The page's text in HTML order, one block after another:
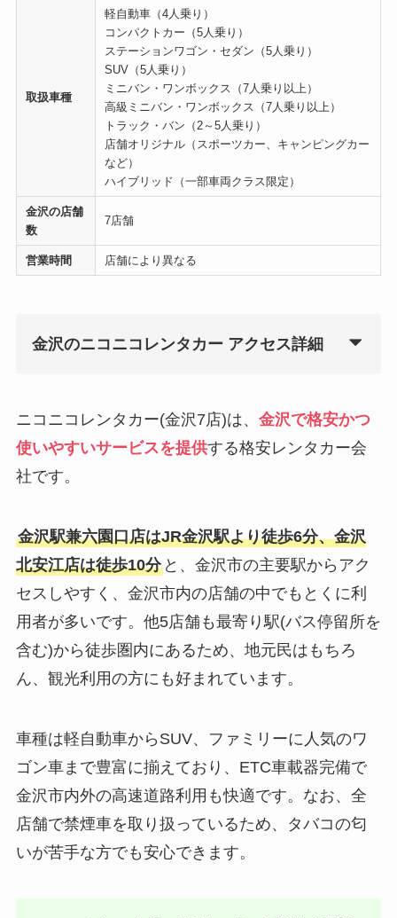
取扱車種
軽自動車（4人乗り）
コンパクトカー（5人乗り）
ステーションワゴン・セダン（5人乗り）
SUV（5人乗り）
ミニバン・ワンボックス（7人乗り以上）
高級ミニバン・ワンボックス（7人乗り以上）
トラック・バン（2～5人乗り）
店舗オリジナル（スポーツカー、キャンピングカー
など）
ハイブリッド（一部車両クラス限定）
金沢の店舗
数
7店舗
営業時間 店舗により異なる
金沢のニコニコレンタカー アクセス詳細
ニコニコレンタカー(金沢7店)は、 金沢で格安かつ
使いやすいサービスを提供する格安レンタカー会
社です。
金沢駅兼六園口店はJR金沢駅より徒歩6分、金沢
北安江店は徒歩10分と、金沢市の主要駅からアク
セスしやすく、金沢市内の店舗の中でもとくに利
用者が多いです。他5店舗も最寄り駅(バス停留所を
含む)から徒歩圏内にあるため、地元民はもちろ
ん、観光利用の方にも好まれています。
車種は軽自動車からSUV、ファミリーに人気のワ
ゴン車まで豊富に揃えており、ETC車載器完備で
金沢市内外の高速道路利用も快適です。なお、全
店舗で禁煙車を取り扱っているため、タバコの匂
いが苦手な方でも安心できます。